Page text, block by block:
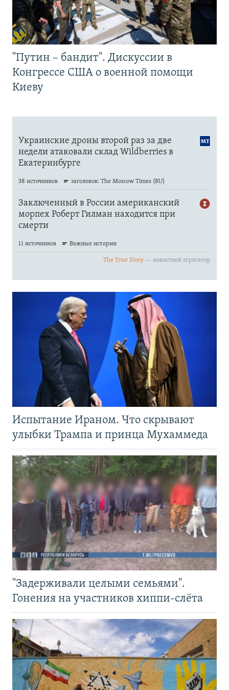
"Путин – бандит". Дискуссии в
Конгрессе США о военной помощи
Киеву
Испытание Ираном. Что скрывают
улыбки Трампа и принца Мухаммеда
"Задерживали целыми семьями".
Гонения на участников хиппи-слёта